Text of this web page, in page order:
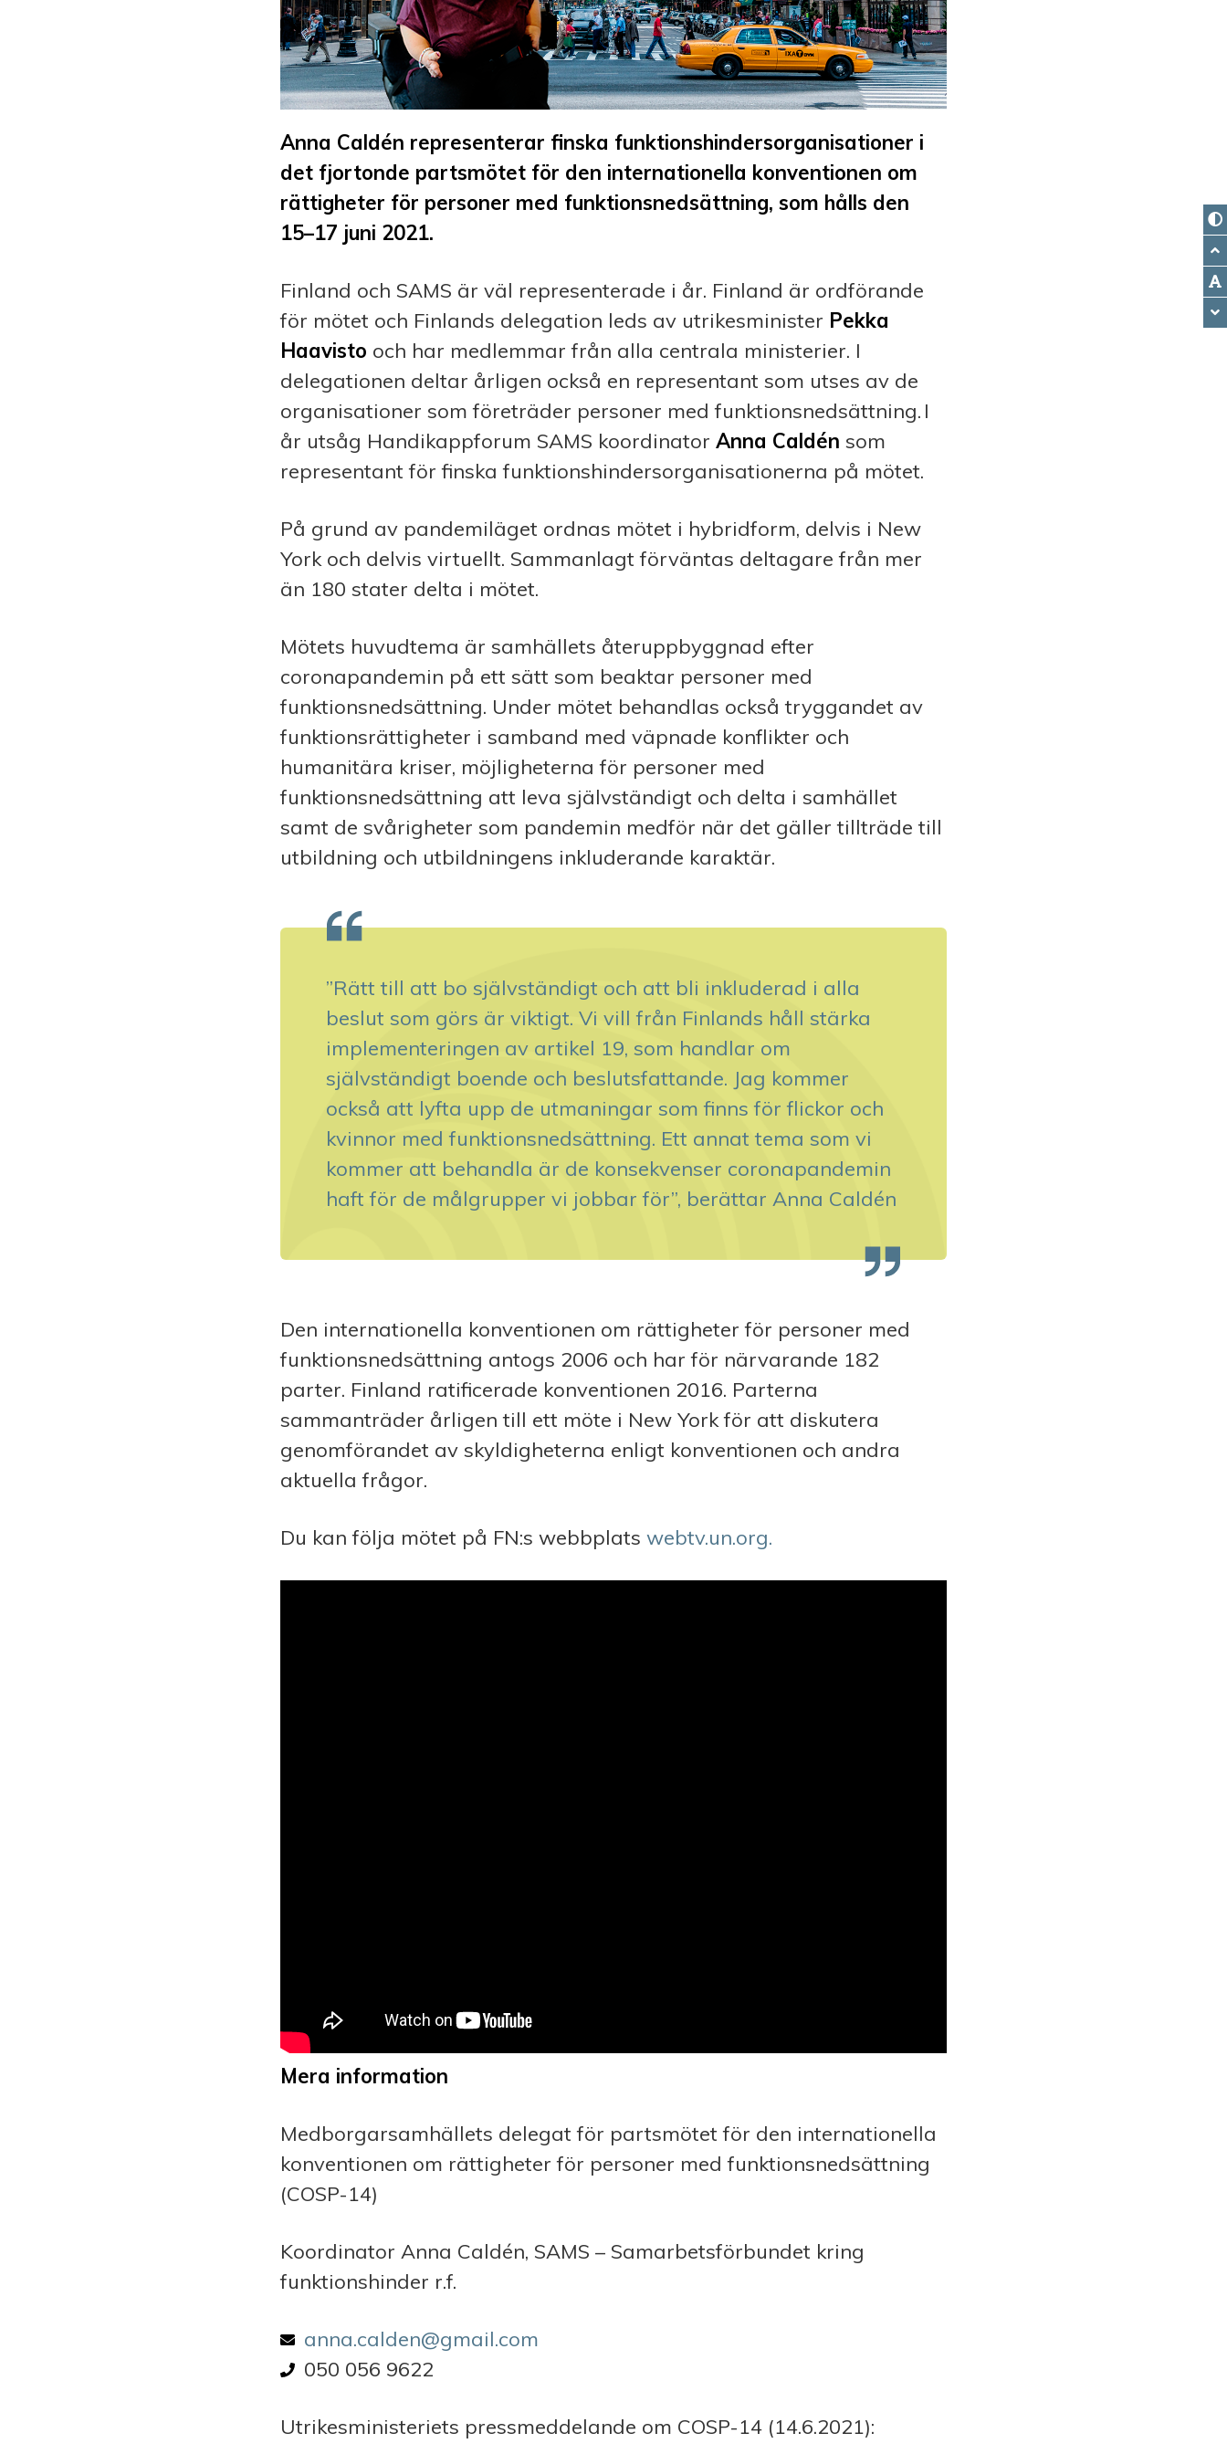
Anna Caldén representerar finska funktionshindersorganisationer i
det fjortonde partsmötet för den internationella konventionen om
rättigheter för personer med funktionsnedsättning, som hålls den
15–17 juni 2021.
Finland och SAMS är väl representerade i år. Finland är ordförande
för mötet och Finlands delegation leds av utrikesminister Pekka
Haavisto och har medlemmar från alla centrala ministerier. I
delegationen deltar årligen också en representant som utses av de
organisationer som företräder personer med funktionsnedsättning. I
år utsåg Handikappforum SAMS koordinator Anna Caldén som
representant för finska funktionshindersorganisationerna på mötet.
På grund av pandemiläget ordnas mötet i hybridform, delvis i New
York och delvis virtuellt. Sammanlagt förväntas deltagare från mer
än 180 stater delta i mötet.
Mötets huvudtema är samhällets återuppbyggnad efter
coronapandemin på ett sätt som beaktar personer med
funktionsnedsättning. Under mötet behandlas också tryggandet av
funktionsrättigheter i samband med väpnade konflikter och
humanitära kriser, möjligheterna för personer med
funktionsnedsättning att leva självständigt och delta i samhället
samt de svårigheter som pandemin medför när det gäller tillträde till
utbildning och utbildningens inkluderande karaktär.
”Rätt till att bo självständigt och att bli inkluderad i alla
beslut som görs är viktigt. Vi vill från Finlands håll stärka
implementeringen av artikel 19, som handlar om
självständigt boende och beslutsfattande. Jag kommer
också att lyfta upp de utmaningar som finns för flickor och
kvinnor med funktionsnedsättning. Ett annat tema som vi
kommer att behandla är de konsekvenser coronapandemin
haft för de målgrupper vi jobbar för”, berättar Anna Caldén
Den internationella konventionen om rättigheter för personer med
funktionsnedsättning antogs 2006 och har för närvarande 182
parter. Finland ratificerade konventionen 2016. Parterna
sammanträder årligen till ett möte i New York för att diskutera
genomförandet av skyldigheterna enligt konventionen och andra
aktuella frågor.
Du kan följa mötet på FN:s webbplats webtv.un.org.
Mera information
Medborgarsamhällets delegat för partsmötet för den internationella
konventionen om rättigheter för personer med funktionsnedsättning
(COSP-14)
Koordinator Anna Caldén, SAMS – Samarbetsförbundet kring
funktionshinder r.f.
Email address
anna.calden@gmail.com
Phone number
050 056 9622
Utrikesministeriets pressmeddelande om COSP-14 (14.6.2021):